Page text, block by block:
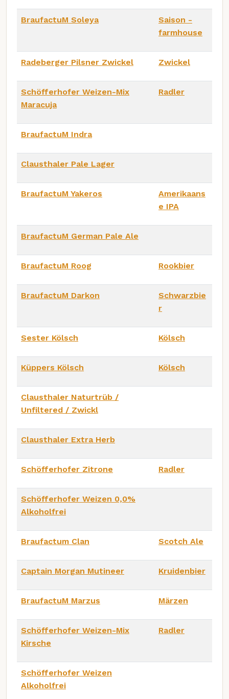
BraufactuM Soleya
Saison -
farmhouse
Radeberger Pilsner Zwickel Zwickel
Schöfferhofer Weizen-Mix
Maracuja
Radler
BraufactuM Indra
Clausthaler Pale Lager
BraufactuM Yakeros
Amerikaans
e IPA
BraufactuM German Pale Ale
BraufactuM Roog Rookbier
BraufactuM Darkon
Schwarzbie
r
Sester Kölsch Kölsch
Küppers Kölsch Kölsch
Clausthaler Naturtrüb /
Unfiltered / Zwickl
Clausthaler Extra Herb
Schöfferhofer Zitrone Radler
Schöfferhofer Weizen 0,0%
Alkoholfrei
Braufactum Clan Scotch Ale
Captain Morgan Mutineer Kruidenbier
BraufactuM Marzus Märzen
Schöfferhofer Weizen-Mix
Kirsche
Radler
Schöfferhofer Weizen
Alkoholfrei